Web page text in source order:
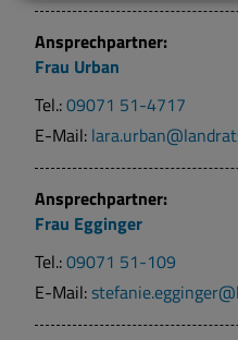
Ansprechpartner:
Frau Urban
Tel.:09071 51-4717
E-Mail:
Ansprechpartner:
Frau Egginger
Tel.:09071 51-109
E-Mail: